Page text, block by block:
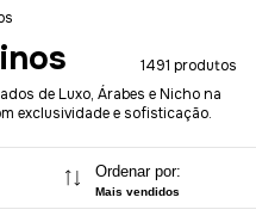
1491 produtos
de Luxo, Árabes e Nicho na
exclusividade e sofisticação.
Ordenar por:
Mais vendidos